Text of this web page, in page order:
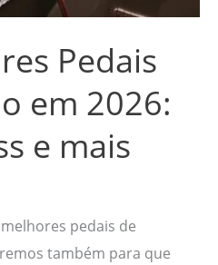
Pedais
em 2026:
e mais
pedais de
também para que